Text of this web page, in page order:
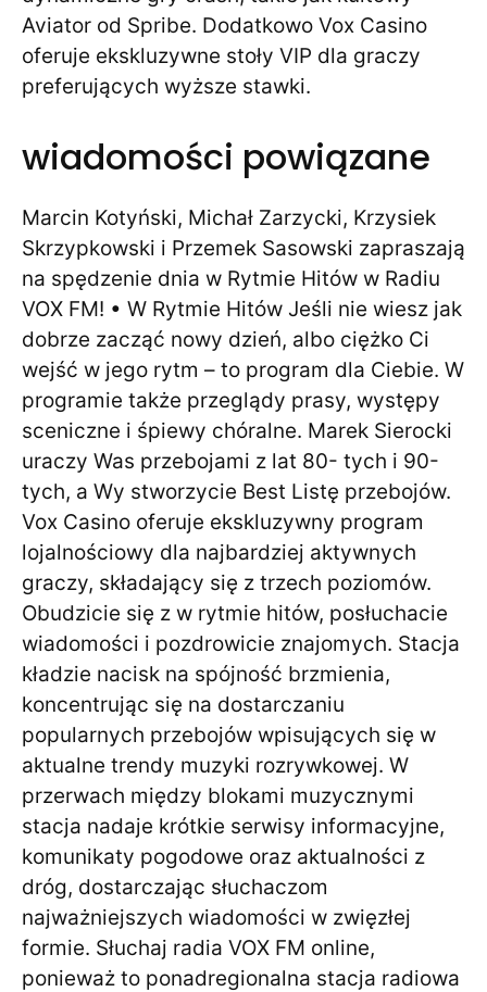
Aviator od Spribe. Dodatkowo Vox Casino
oferuje ekskluzywne stoły VIP dla graczy
preferujących wyższe stawki.
wiadomości powiązane
Marcin Kotyński, Michał Zarzycki, Krzysiek
Skrzypkowski i Przemek Sasowski zapraszają
na spędzenie dnia w Rytmie Hitów w Radiu
VOX FM! • W Rytmie Hitów Jeśli nie wiesz jak
dobrze zacząć nowy dzień, albo ciężko Ci
wejść w jego rytm – to program dla Ciebie. W
programie także przeglądy prasy, występy
sceniczne i śpiewy chóralne. Marek Sierocki
uraczy Was przebojami z lat 80- tych i 90-
tych, a Wy stworzycie Best Listę przebojów.
Vox Casino oferuje ekskluzywny program
lojalnościowy dla najbardziej aktywnych
graczy, składający się z trzech poziomów.
Obudzicie się z w rytmie hitów, posłuchacie
wiadomości i pozdrowicie znajomych. Stacja
kładzie nacisk na spójność brzmienia,
koncentrując się na dostarczaniu
popularnych przebojów wpisujących się w
aktualne trendy muzyki rozrywkowej. W
przerwach między blokami muzycznymi
stacja nadaje krótkie serwisy informacyjne,
komunikaty pogodowe oraz aktualności z
dróg, dostarczając słuchaczom
najważniejszych wiadomości w zwięzłej
formie. Słuchaj radia VOX FM online,
ponieważ to ponadregionalna stacja radiowa